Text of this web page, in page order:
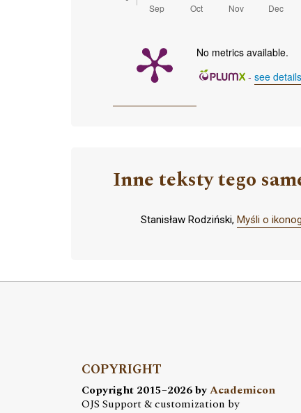
No metrics available.
- see details
Inne teksty tego
Stanisław Rodziński, Myśli o
COPYRIGHT
Copyright 2015–2026 byAcademicon
OJS Support & customization by